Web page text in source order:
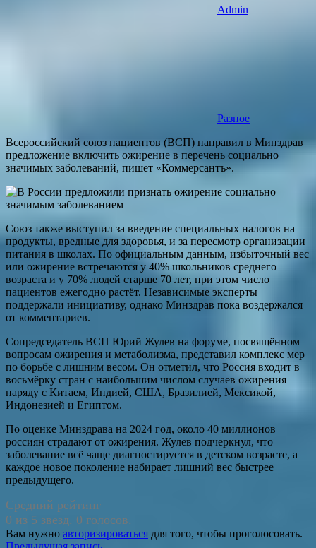
Admin
Разное
Всероссийский союз пациентов (ВСП) направил в Минздрав
предложение включить ожирение в перечень социально
значимых заболеваний, пишет «Коммерсантъ».
Союз также выступил за введение специальных налогов на
продукты, вредные для здоровья, и за пересмотр организации
питания в школах. По официальным данным, избыточный вес
или ожирение встречаются у 40% школьников среднего
возраста и у 70% людей старше 70 лет, при этом число
пациентов ежегодно растёт. Независимые эксперты
поддержали инициативу, однако Минздрав пока воздержался
от комментариев.
Сопредседатель ВСП Юрий Жулев на форуме, посвящённом
вопросам ожирения и метаболизма, представил комплекс мер
по борьбе с лишним весом. Он отметил, что Россия входит в
восьмёрку стран с наибольшим числом случаев ожирения
наряду с Китаем, Индией, США, Бразилией, Мексикой,
Индонезией и Египтом.
По оценке Минздрава на 2024 год, около 40 миллионов
россиян страдают от ожирения. Жулев подчеркнул, что
заболевание всё чаще диагностируется в детском возрасте, а
каждое новое поколение набирает лишний вес быстрее
предыдущего.
Средний рейтинг
0 из 5 звезд. 0 голосов.
Вам нужно авторизироваться для того, чтобы проголосовать.